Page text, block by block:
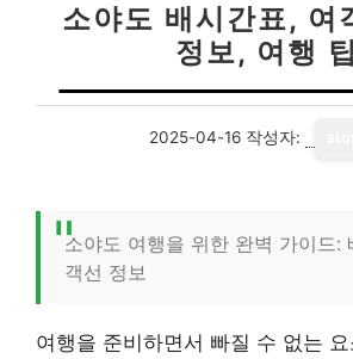
소야도 배시간표, 여
정보, 여행 팁
2025-04-16 작성자:
소야도 여행을 위한 완벽 가이드:
객선 정보
여행을 준비하면서 빠질 수 없는